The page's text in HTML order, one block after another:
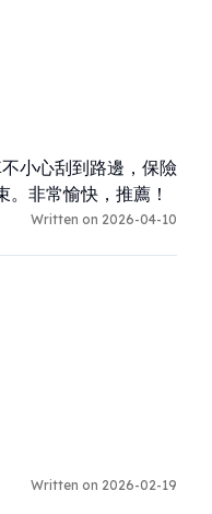
小心刮到路邊，保險
非常愉快，推薦！
Written on 2026-04-10
Written on 2026-02-19